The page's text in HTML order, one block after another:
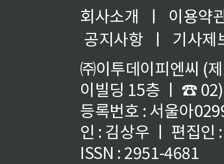
회사소개 ㅣ
이용약
공지사항
ㅣ
기사제
㈜이투데이피엔씨 (
이빌딩 15층 ㅣ ☎
등록번호 : 서울아
인 : 김상우 ㅣ 편집인
ISSN : 2951-4681